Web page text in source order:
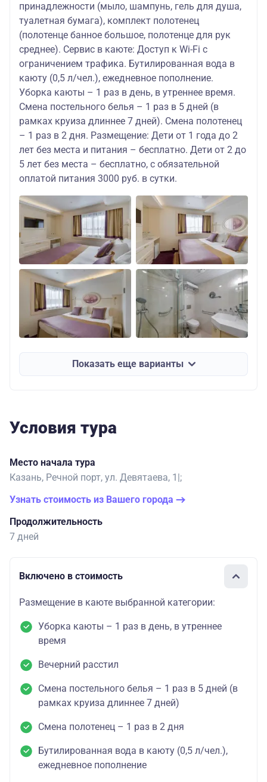
принадлежности (мыло, шампунь, гель для душа,
туалетная бумага), комплект полотенец
(полотенце банное большое, полотенце для рук
среднее). Сервис в каюте: Доступ к Wi-Fi с
ограничением трафика. Бутилированная вода в
каюту (0,5 л/чел.), ежедневное пополнение.
Уборка каюты – 1 раз в день, в утреннее время.
Смена постельного белья – 1 раз в 5 дней (в
рамках круиза длиннее 7 дней). Смена полотенец
– 1 раз в 2 дня. Размещение: Дети от 1 года до 2
лет без места и питания – бесплатно. Дети от 2 до
5 лет без места – бесплатно, с обязательной
оплатой питания 3000 руб. в сутки.
Показать еще варианты
Условия тура
Место начала тура
Казань, Речной порт, ул. Девятаева, 1|;
Узнать стоимость из Вашего города
Продолжительность
7 дней
Включено в стоимость
Размещение в каюте выбранной категории:
Уборка каюты – 1 раз в день, в утреннее
время
Вечерний расстил
Смена постельного белья – 1 раз в 5 дней (в
рамках круиза длиннее 7 дней)
Смена полотенец – 1 раз в 2 дня
Бутилированная вода в каюту (0,5 л/чел.),
ежедневное пополнение